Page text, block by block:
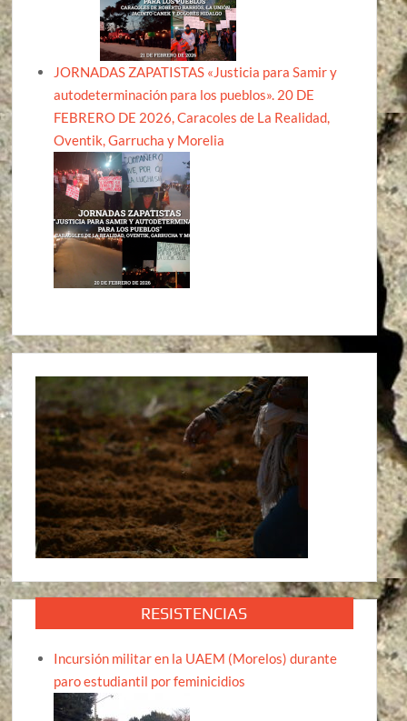
JORNADAS ZAPATISTAS «Justicia para Samir y
autodeterminación para los pueblos». 20 DE
FEBRERO DE 2026, Caracoles de La Realidad,
Oventik, Garrucha y Morelia
RESISTENCIAS
Incursión militar en la UAEM (Morelos) durante
paro estudiantil por feminicidios